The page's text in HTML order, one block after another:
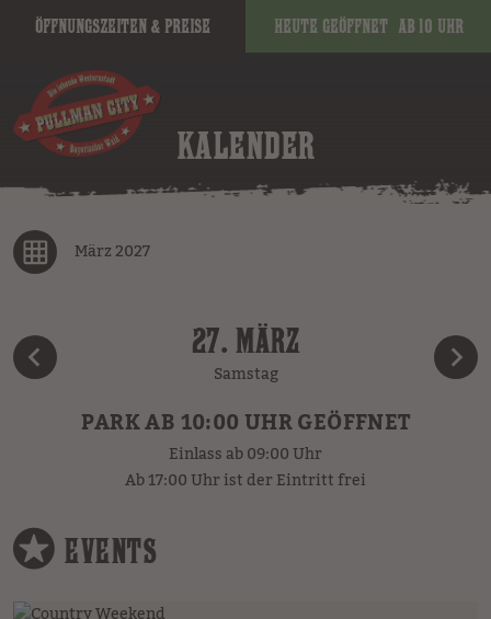
Öffnungszeiten & Preise Heute geöffnet ab 10 Uhr
KALENDER
März 2027
27. MÄRZ
Samstag
PARK AB 10:00 UHR GEÖFFNET
Einlass ab 09:00 Uhr
Ab 17:00 Uhr ist der Eintritt frei
EVENTS